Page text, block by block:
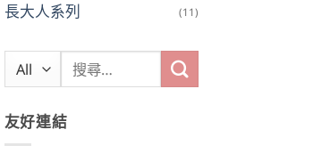
長大人系列 (11)
尋
鍵
友好連結